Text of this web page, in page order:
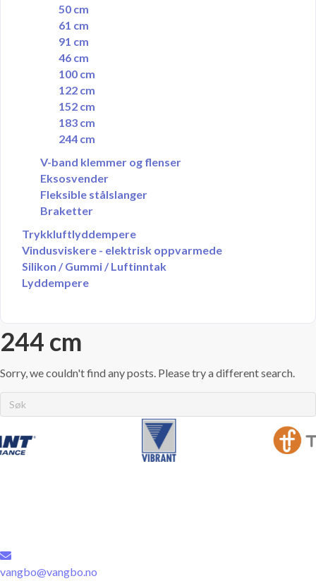
50 cm
61 cm
91 cm
46 cm
100 cm
122 cm
152 cm
183 cm
244 cm
V-band klemmer og flenser
Eksosvender
Fleksible stålslanger
Braketter
Trykkluftlyddempere
Vindusviskere - elektrisk oppvarmede
Silikon / Gummi / Luftinntak
Lyddempere
244 cm
Sorry, we couldn't find any posts. Please try a different search.
vangbo@vangbo.no